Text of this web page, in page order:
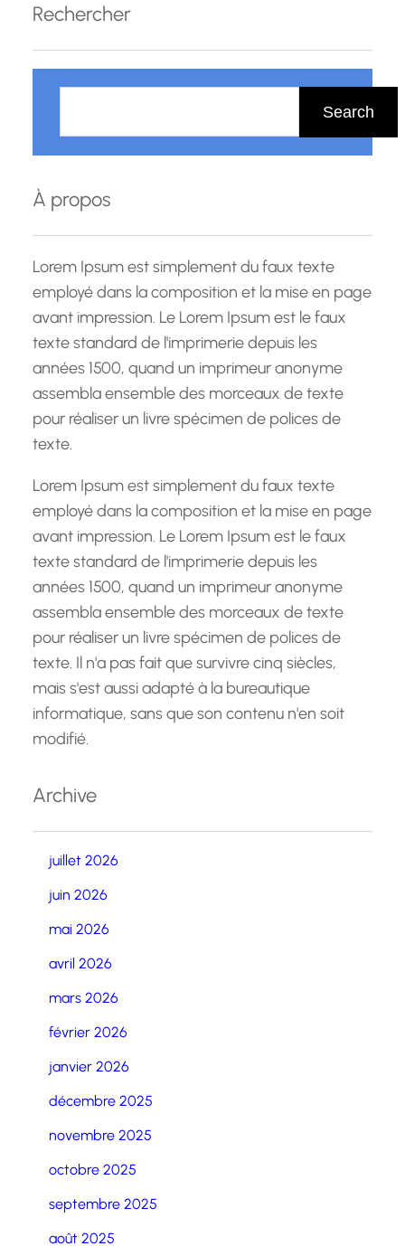
Rechercher
h
r
c
h
Search
À propos
Lorem Ipsum est simplement du faux texte
employé dans la composition et la mise en page
avant impression. Le Lorem Ipsum est le faux
texte standard de l'imprimerie depuis les
années 1500, quand un imprimeur anonyme
assembla ensemble des morceaux de texte
pour réaliser un livre spécimen de polices de
texte.
Lorem Ipsum est simplement du faux texte
employé dans la composition et la mise en page
avant impression. Le Lorem Ipsum est le faux
texte standard de l'imprimerie depuis les
années 1500, quand un imprimeur anonyme
assembla ensemble des morceaux de texte
pour réaliser un livre spécimen de polices de
texte. Il n'a pas fait que survivre cinq siècles,
mais s'est aussi adapté à la bureautique
informatique, sans que son contenu n'en soit
modifié.
Archive
juillet 2026
juin 2026
mai 2026
avril 2026
mars 2026
février 2026
janvier 2026
décembre 2025
novembre 2025
octobre 2025
septembre 2025
août 2025